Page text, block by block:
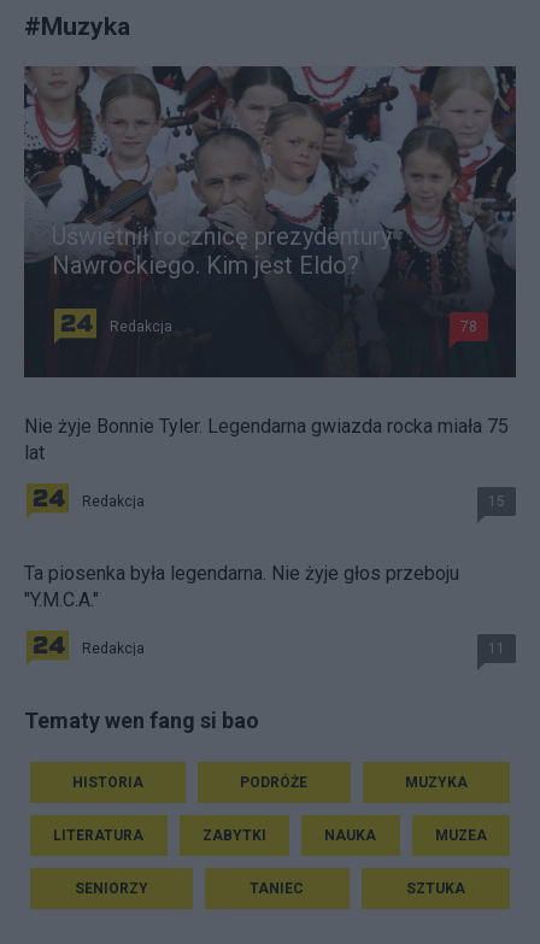
#Muzyka
Uświetnił rocznicę prezydentury
Nawrockiego. Kim jest Eldo?
Redakcja 78
Nie żyje Bonnie Tyler. Legendarna gwiazda rocka miała 75
lat
Redakcja 15
Ta piosenka była legendarna. Nie żyje głos przeboju
"Y.M.C.A."
Redakcja 11
Tematy wen fang si bao
HISTORIA PODRÓŻE MUZYKA
LITERATURA ZABYTKI NAUKA MUZEA
SENIORZY TANIEC SZTUKA